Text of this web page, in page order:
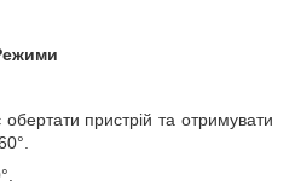
пристрій та отримувати